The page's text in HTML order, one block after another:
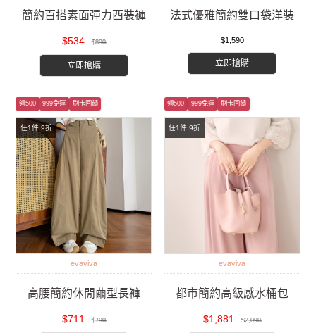
簡約百搭素面彈力西裝褲
$534 $890
立即搶購
法式優雅簡約雙口袋洋裝
$1,590
立即搶購
任1件 9折
領500 999免運 刷卡回饋
evaviva
高腰簡約休閒繭型長褲
$711 $790
任1件 9折
領500 999免運 刷卡回饋
evaviva
都市簡約高級感水桶包
$1,881 $2,090